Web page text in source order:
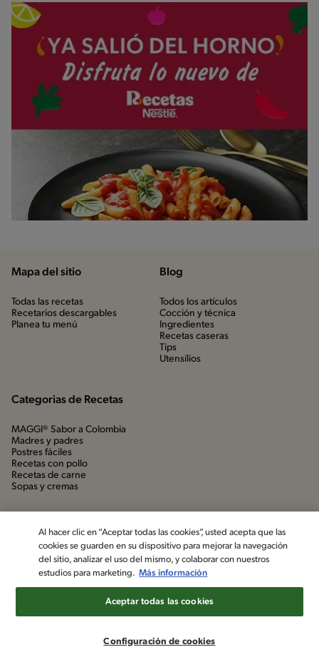
Mapa del sitio
Todas las recetas
Recetarios descargables
Planea tu menú
Blog
Todos los artículos
Cocción y técnica
Ingredientes
Recetas caseras
Tips
Utensílios
Categorias de Recetas
MAGGI® Sabor a Colombia
Madres y padres
Postres fáciles
Recetas con pollo
Recetas de carne
Sopas y cremas
©2022, Nestlé. Marcas registradas por Société dels Produits Nestlé,
Al hacer clic en “Aceptar todas las cookies”, usted acepta que las
cookies se guarden en su dispositivo para mejorar la navegación
del sitio, analizar el uso del mismo, y colaborar con nuestros
estudios para marketing. Más información
Configuración de cookies
Aceptar todas las cookies